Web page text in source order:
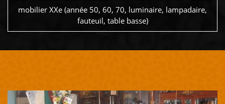
mobilier XXe (année 50, 60, 70, luminaire, lampadaire,
fauteuil, table basse)